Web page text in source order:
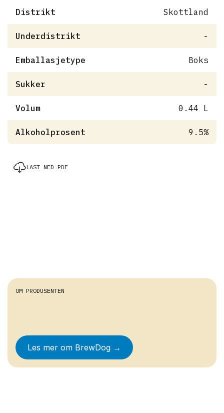
Distrikt Skottland
Underdistrikt -
Emballasjetype Boks
Sukker -
Volum 0.44 L
Alkoholprosent 9.5%
LAST NED PDF
OM PRODUSENTEN
Les mer om BrewDog →